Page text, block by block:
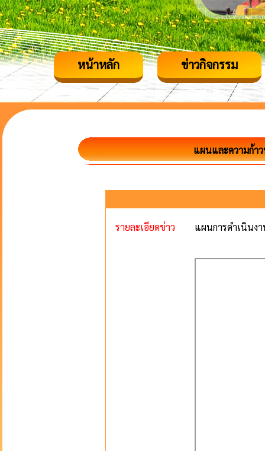
หน้าหลัก ข่าวกิจกรรม
แผนและความก้า
รายละเอียดข่าว แผนการดำเนินง